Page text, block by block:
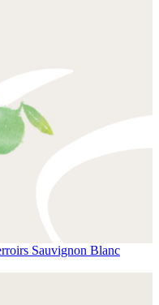
Sauvignon Blanc